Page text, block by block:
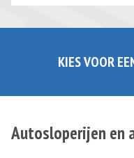
KIES VOOR
Autosloperijen en